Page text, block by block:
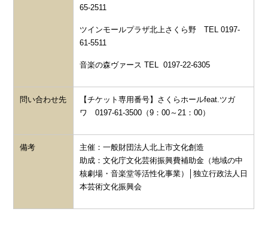
65-2511
ツインモールプラザ北上さくら野TEL 0197-
61-5511
音楽の森ヴァース TEL 0197-22-6305
問い合わせ先
【チケット専用番号】さくらホールfeat.ツガ
ワ 0197-61-3500（9：00～21：00）
備考
主催：一般財団法人北上市文化創造
助成：文化庁文化芸術振興費補助金（地域の中
核劇場・音楽堂等活性化事業）│独立行政法人日
本芸術文化振興会